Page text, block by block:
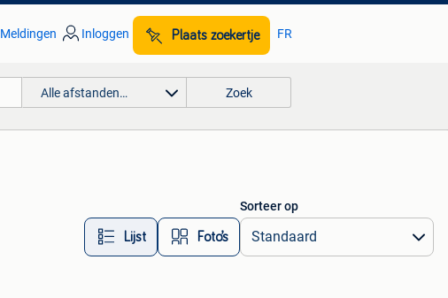
Meldingen Inloggen Plaats zoekertje FR
Alle afstanden… Zoek
Lijst Foto’s
Sorteer op